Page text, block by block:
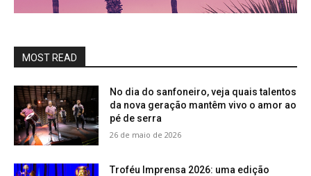
MOST READ
No dia do sanfoneiro, veja quais talentos
da nova geração mantêm vivo o amor ao
pé de serra
26 de maio de 2026
Troféu Imprensa 2026: uma edição